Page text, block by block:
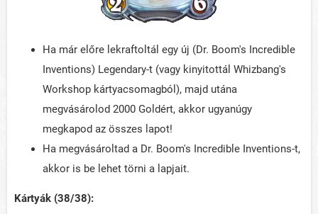
Ha már előre lekraftoltál egy új (Dr. Boom's Incredible
Inventions) Legendary-t (vagy kinyitottál Whizbang's
Workshop kártyacsomagból), majd utána
megvásárolod 2000 Goldért, akkor ugyanúgy
megkapod az összes lapot!
Ha megvásároltad a Dr. Boom's Incredible Inventions-t,
akkor is be lehet törni a lapjait.
Kártyák (38/38):